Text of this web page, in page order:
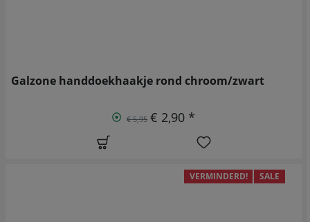
Galzone handdoekhaakje rond chroom/zwart
€ 5,95 € 2,90 *
VERMINDERD! SALE